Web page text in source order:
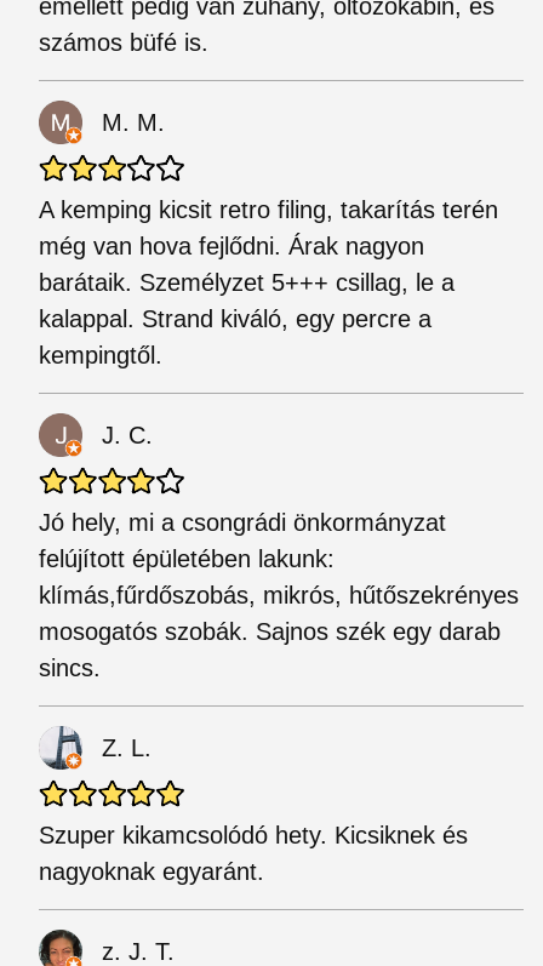
emellett pedig van zuhany, öltözőkabin, és
számos büfé is.
M. M.
A kemping kicsit retro filing, takarítás terén
még van hova fejlődni. Árak nagyon
barátaik. Személyzet 5+++ csillag, le a
kalappal. Strand kiváló, egy percre a
kempingtől.
J. C.
Jó hely, mi a csongrádi önkormányzat
felújított épületében lakunk:
klímás,fűrdőszobás, mikrós, hűtőszekrényes
mosogatós szobák. Sajnos szék egy darab
sincs.
Z. L.
Szuper kikamcsolódó hety. Kicsiknek és
nagyoknak egyaránt.
z. J. T.